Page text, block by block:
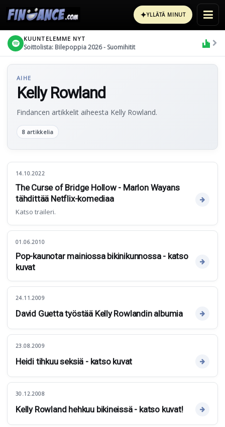
✦YLLÄTÄ MINUT
KUUNTELEMME NYT
Soittolista: Bilepoppia 2026 - Suomihitit
AIHE
Kelly Rowland
Findancen artikkelit aiheesta Kelly Rowland.
8 artikkelia
14.10.2022
The Curse of Bridge Hollow - Marlon Wayans
tähdittää Netflix-komediaa
Katso traileri.
01.06.2010
Pop-kaunotar mainiossa bikinikunnossa - katso
kuvat
24.11.2009
David Guetta työstää Kelly Rowlandin albumia
23.08.2009
Heidi tihkuu seksiä - katso kuvat
30.12.2008
Kelly Rowland hehkuu bikineissä - katso kuvat!